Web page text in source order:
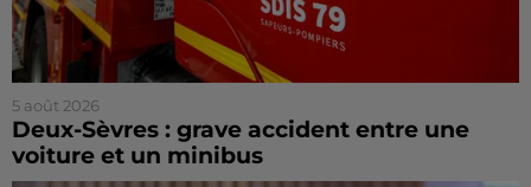
5 août 2026
Deux-Sèvres : grave accident entre une
voiture et un minibus